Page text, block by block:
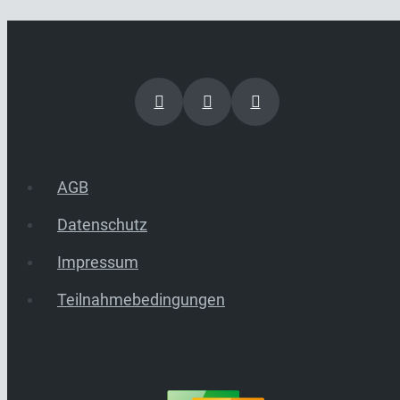
AGB
Datenschutz
Impressum
Teilnahmebedingungen